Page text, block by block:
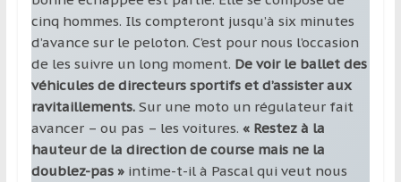
cinq hommes. Ils compteront jusqu’à six minutes
d’avance sur le peloton. C’est pour nous l’occasion
de les suivre un long moment. De voir le ballet des
véhicules de directeurs sportifs et d’assister aux
ravitaillements.Sur une moto un régulateur fait
avancer – ou pas – les voitures. « Restez à la
hauteur de la direction de course mais ne la
doublez-pas » intime-t-il à Pascal qui veut nous